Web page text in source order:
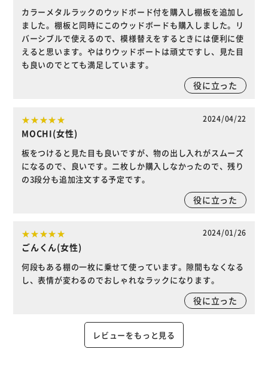
カラーメタルラックのウッドボード付を購入し棚板を追加し
ました。棚板と同時にこのウッドボードも購入しました。リ
バーシブルで使えるので、模様替えをするときには便利に使
えると思います。やはりウッドボートは頑丈ですし、見た目
も良いのでとても満足しています。
役に立った
2024/04/22
MOCHI(女性)
板をつけると見た目も良いですが、物の出し入れがスムーズ
になるので、良いです。二枚しか購入しなかったので、残り
の3段分も追加注文する予定です。
役に立った
2024/01/26
ごんくん(女性)
何段もある棚の一枚に乗せて使っています。隙間もなくなる
し、表情が変わるのでおしゃれなラックになります。
役に立った
レビューをもっと見る